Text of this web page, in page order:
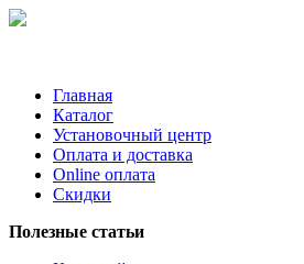
Главная
Каталог
Установочный центр
Оплата и доставка
Online оплата
Скидки
Полезные статьи